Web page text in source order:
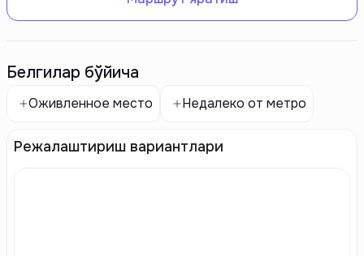
Белгилар бўйича
Оживленное место Недалеко от метро
Режалаштириш вариантлари